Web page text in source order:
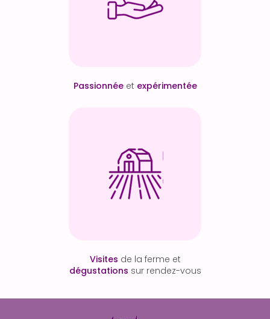
Passionnée et expérimentée
Visites de la ferme et
dégustations sur rendez-vous